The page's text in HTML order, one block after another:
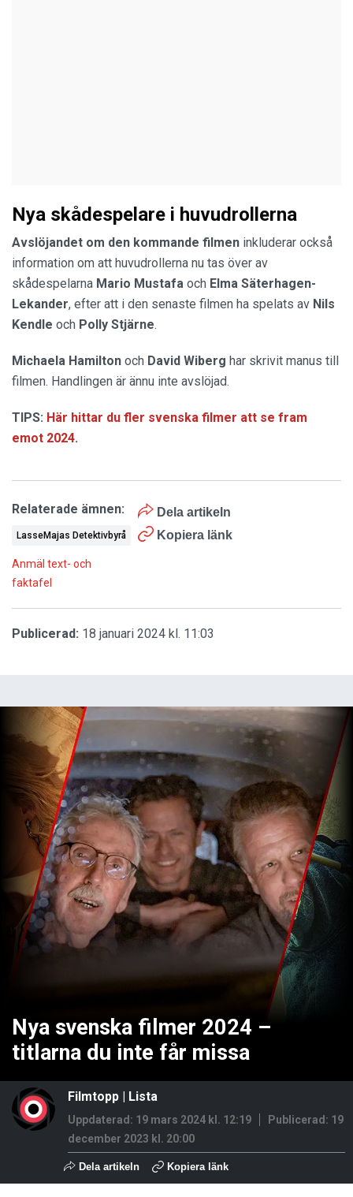
Nya skådespelare i huvudrollerna
Avslöjandet om den kommande filmen inkluderar också
information om att huvudrollerna nu tas över av
skådespelarna Mario Mustafa och Elma Säterhagen-
Lekander, efter att i den senaste filmen ha spelats av Nils
Kendle och Polly Stjärne.
Michaela Hamilton och David Wiberg har skrivit manus till
filmen. Handlingen är ännu inte avslöjad.
TIPS: Här hittar du fler svenska filmer att se fram
emot 2024.
Dela artikeln
Kopiera länk
Relaterade ämnen:
LasseMajas Detektivbyrå
Anmäl text- och
faktafel
Publicerad: 18 januari 2024 kl. 11:03
Nya svenska filmer 2024 –
titlarna du inte får missa
Filmtopp | Lista
Uppdaterad: 19 mars 2024 kl. 12:19 Publicerad: 19
december 2023 kl. 20:00
Dela artikeln Kopiera länk